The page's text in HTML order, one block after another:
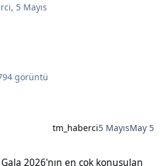
, 5 Mayıs
görüntü
tm_haberci5 MayısMay 5
2026'nın en çok konuşulan